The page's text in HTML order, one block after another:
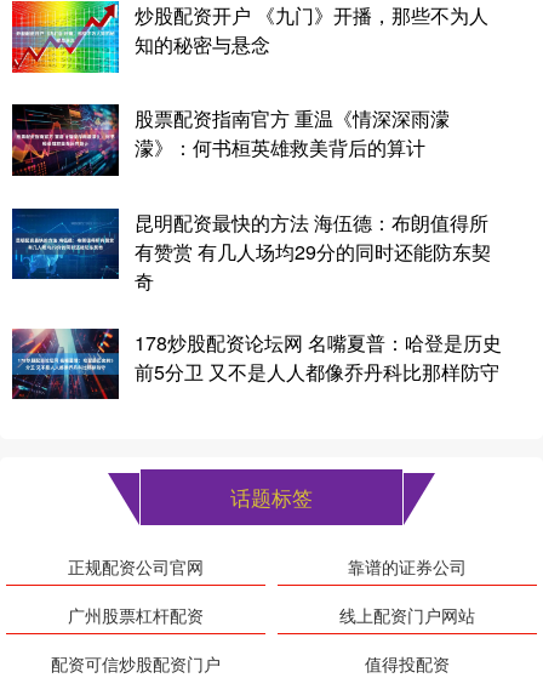
炒股配资开户 《九门》开播，那些不为人
知的秘密与悬念
股票配资指南官方 重温《情深深雨濛
濛》：何书桓英雄救美背后的算计
昆明配资最快的方法 海伍德：布朗值得所
有赞赏 有几人场均29分的同时还能防东契
奇
178炒股配资论坛网 名嘴夏普：哈登是历史
前5分卫 又不是人人都像乔丹科比那样防守
话题标签
正规配资公司官网
靠谱的证券公司
广州股票杠杆配资
线上配资门户网站
配资可信炒股配资门户
值得投配资